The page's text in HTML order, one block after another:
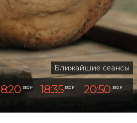
Ближайшие сеансы
350 ₽ 18:35 350 ₽ 20:50 350 ₽